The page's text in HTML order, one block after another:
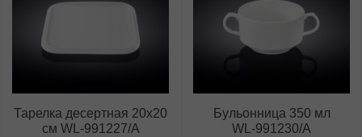
Тарелка десертная 20x20
см WL‑991227/A
Бульонница 350 мл
WL‑991230/A